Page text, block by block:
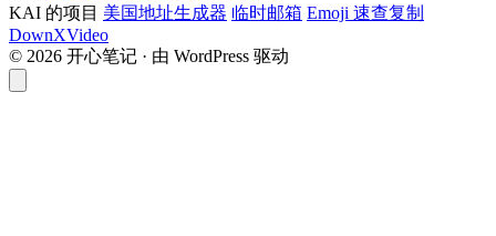
KAI 的项目 美国地址生成器 临时邮箱 Emoji 速查复制
DownXVideo
© 2026 开心笔记 · 由 WordPress 驱动